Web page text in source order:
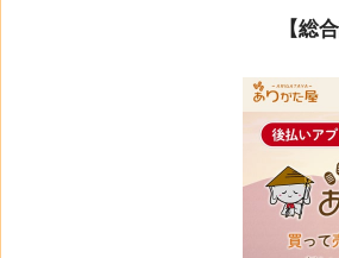
【総